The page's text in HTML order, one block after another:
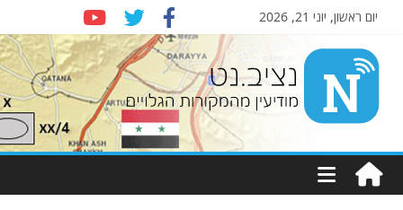
יום ראשון, יוני 21, 2026
Nziv.net
מודיעין
מהמקורות